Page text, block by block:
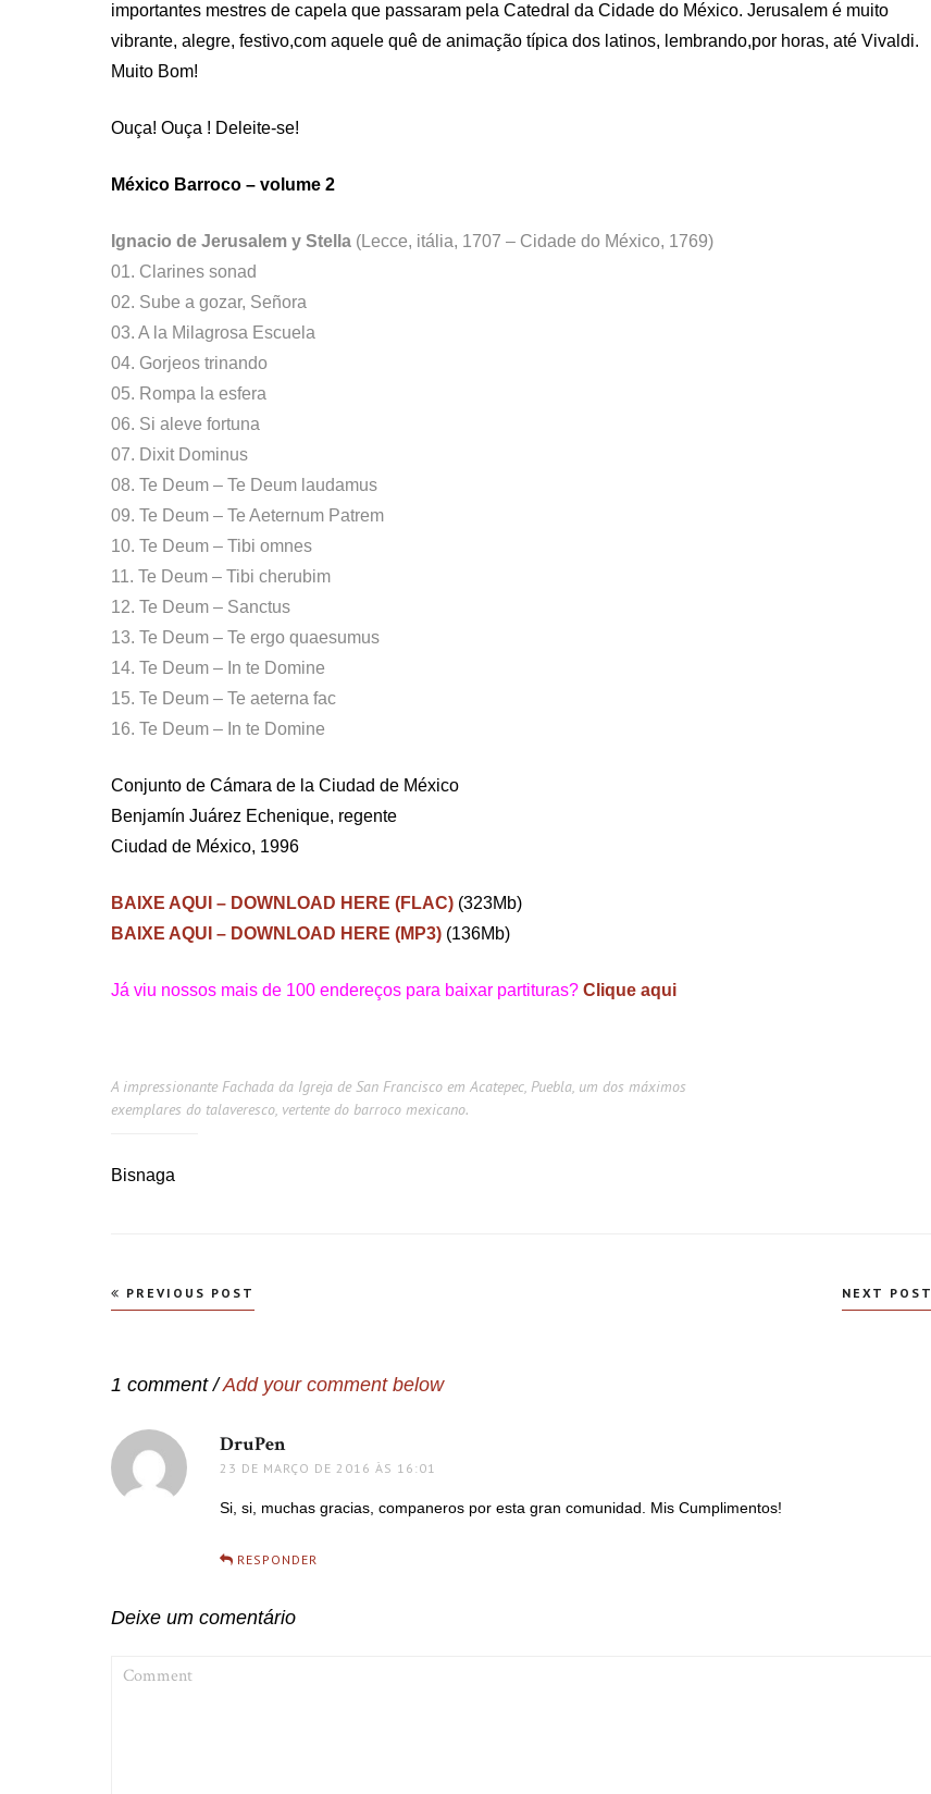
importantes mestres de capela que passaram pela Catedral da Cidade do México. Jerusalem é muito
vibrante, alegre, festivo,com aquele quê de animação típica dos latinos, lembrando,por horas, até Vivaldi.
Muito Bom!
Ouça! Ouça ! Deleite-se!
México Barroco – volume 2
Ignacio de Jerusalem y Stella (Lecce, itália, 1707 – Cidade do México, 1769)
01. Clarines sonad
02. Sube a gozar, Señora
03. A la Milagrosa Escuela
04. Gorjeos trinando
05. Rompa la esfera
06. Si aleve fortuna
07. Dixit Dominus
08. Te Deum – Te Deum laudamus
09. Te Deum – Te Aeternum Patrem
10. Te Deum – Tibi omnes
11. Te Deum – Tibi cherubim
12. Te Deum – Sanctus
13. Te Deum – Te ergo quaesumus
14. Te Deum – In te Domine
15. Te Deum – Te aeterna fac
16. Te Deum – In te Domine
Conjunto de Cámara de la Ciudad de México
Benjamín Juárez Echenique, regente
Ciudad de México, 1996
BAIXE AQUI – DOWNLOAD HERE (FLAC) (323Mb)
BAIXE AQUI – DOWNLOAD HERE (MP3) (136Mb)
Já viu nossos mais de 100 endereços para baixar partituras? Clique aqui
A impressionante Fachada da Igreja de San Francisco em Acatepec, Puebla, um dos máximos
exemplares do talaveresco, vertente do barroco mexicano.
Bisnaga
Navegação
PREVIOUS POST NEXT POST
1 comment /Add your comment below
DruPen
23 DE MARÇO DE 2016 ÀS 16:01
Si, si, muchas gracias, companeros por esta gran comunidad. Mis Cumplimentos!
RESPONDER
Deixe um comentário